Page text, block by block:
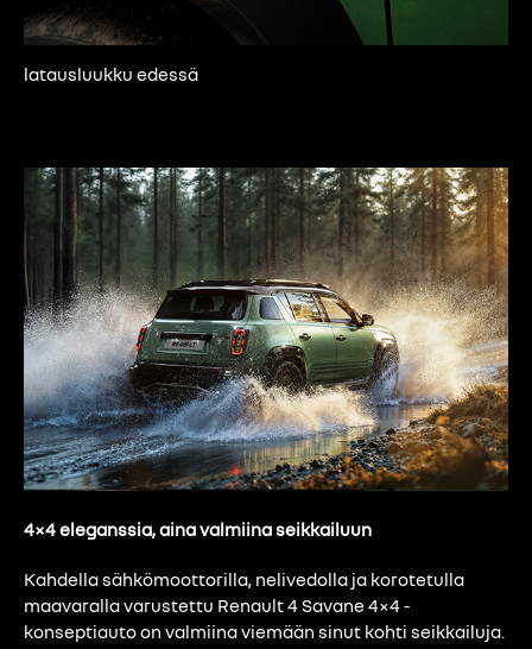
latausluukku edessä
4×4 eleganssia, aina valmiina seikkailuun
Kahdella sähkömoottorilla, nelivedolla ja korotetulla
maavaralla varustettu Renault 4 Savane 4×4 -
konseptiauto on valmiina viemään sinut kohti seikkailuja.